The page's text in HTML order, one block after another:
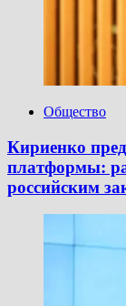
Общество
Кириенко
платформы:
российским